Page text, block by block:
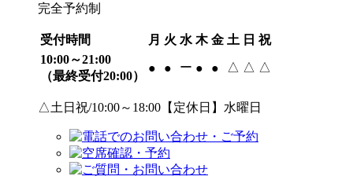
完全予約制
受付時間 月 火 水 木 金 土 日 祝
10:00～21:00
（最終受付20:00）
● ● ー ● ● △ △ △
△土日祝/10:00～18:00【定休日】水曜日